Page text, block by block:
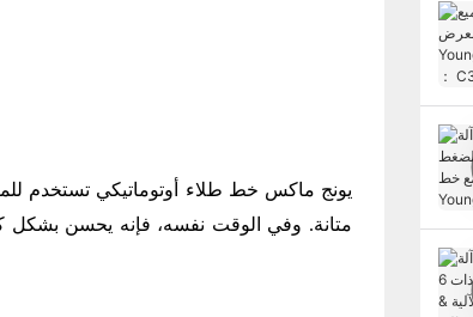
يونج ماكس خط طلاء أوتوماتيكي تستخدم
متانة. وفي الوقت نفسه، فإنه يحسن بشكل